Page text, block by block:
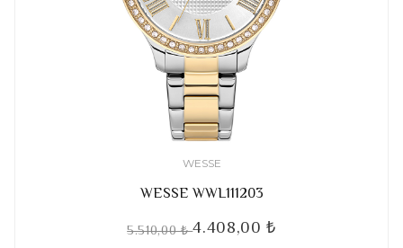
WESSE
WESSE WWL111203
5.510,00 ₺4.408,00 ₺